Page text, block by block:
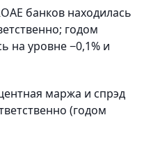
банков находилась
годом
на уровне −0,1% и
маржа и спрэд
(годом